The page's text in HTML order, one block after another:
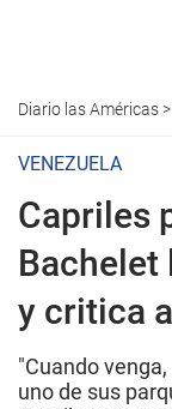
Diario las Américas>
VENEZUELA
Capriles
Bachelet
y critica
"Cuando
uno de sus